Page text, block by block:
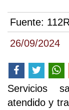
26/09/2024
Fuente:
Servicios
atendido y